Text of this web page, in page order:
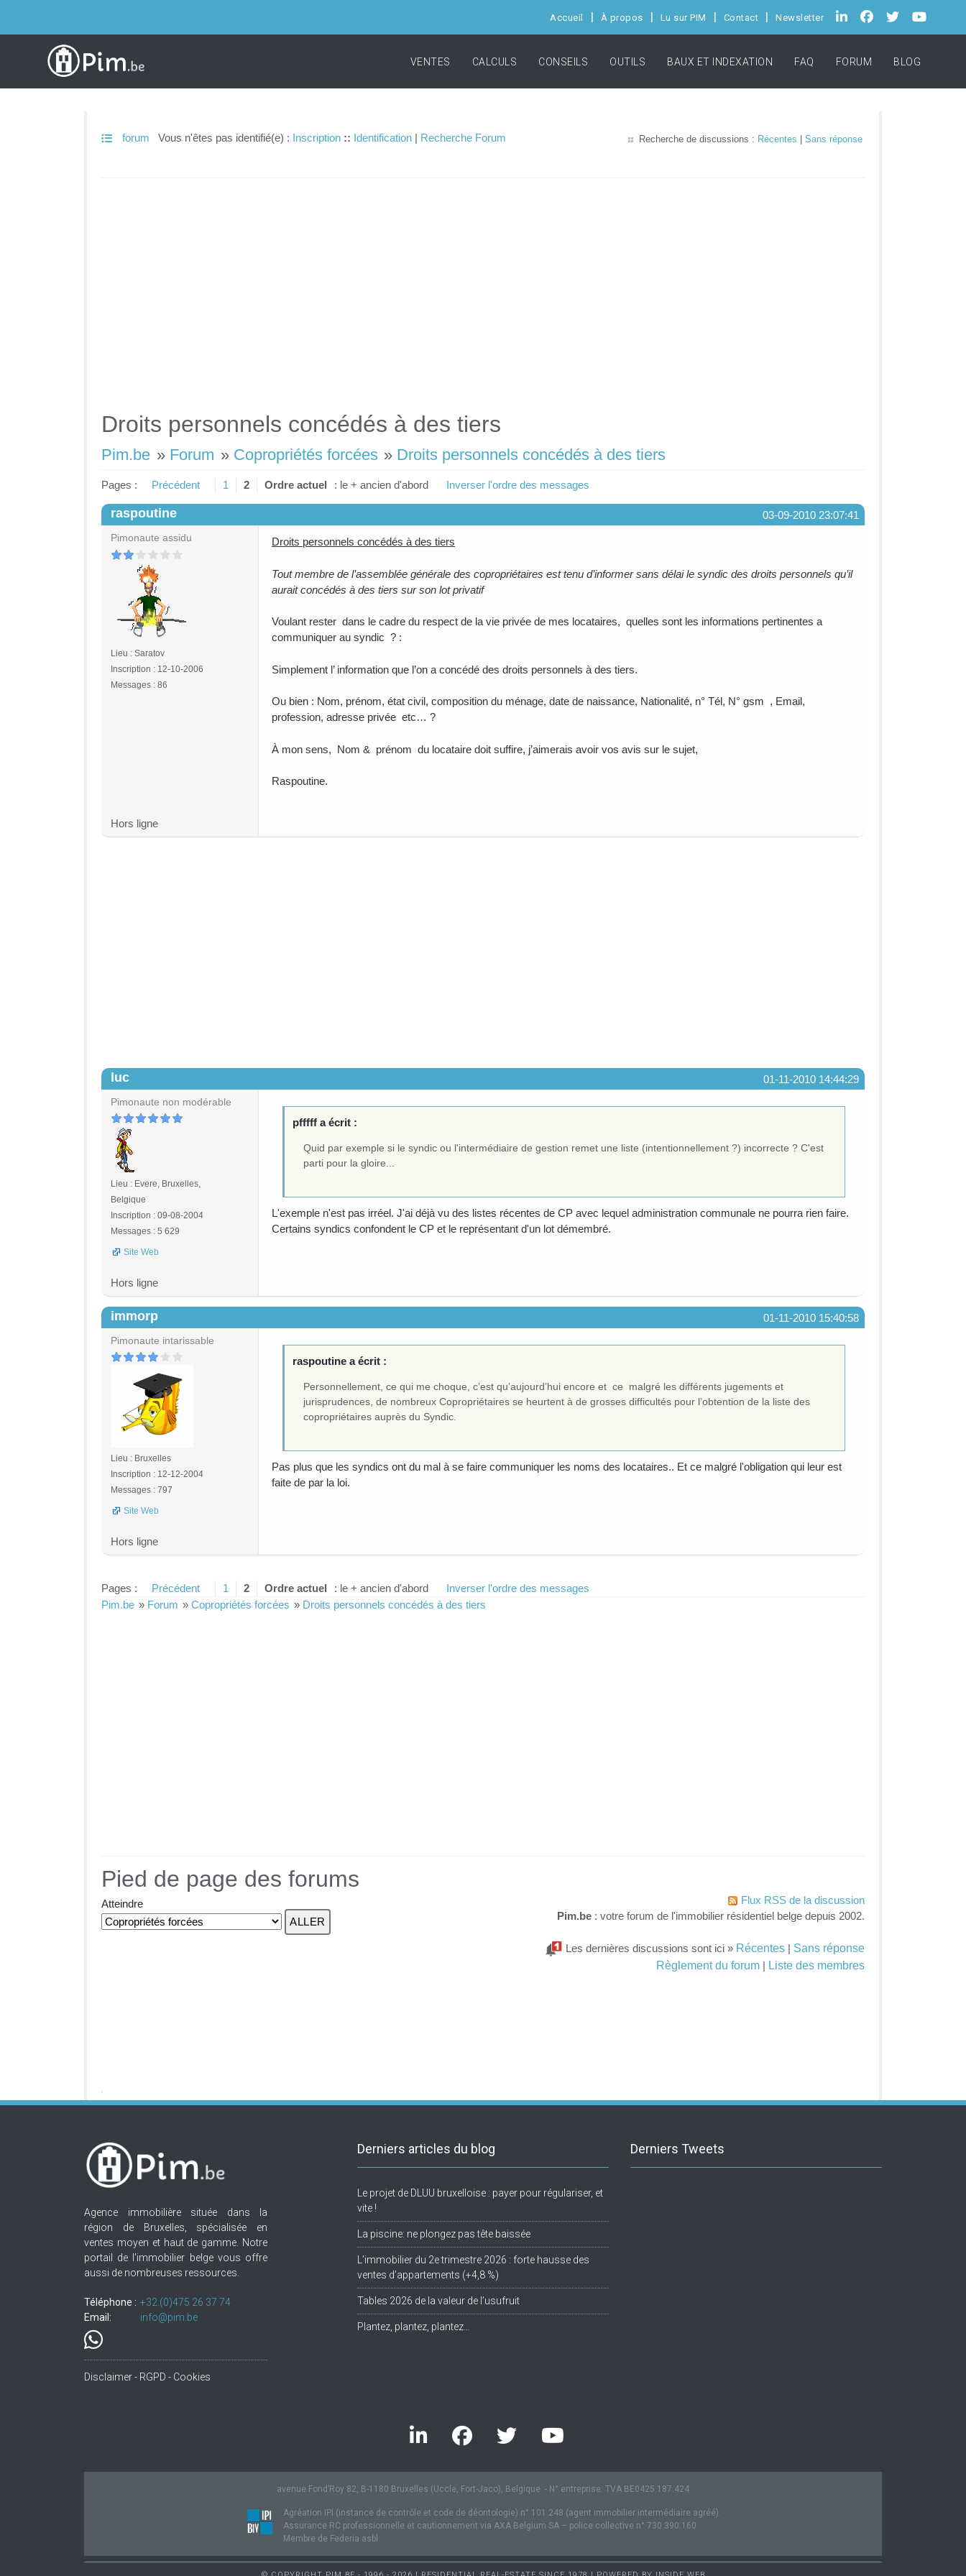
Accueil À propos Lu sur PIM Contact Newsletter
VENTES CALCULS CONSEILS OUTILS BAUX ET INDEXATION FAQ FORUM BLOG
forum Vous n'êtes pas identifié(e) : Inscription :: Identification | Recherche Forum Recherche de discussions : Récentes Sans réponse
Droits personnels concédés à des tiers
Pim.be » Forum » Copropriétés forcées » Droits personnels concédés à des tiers
Pages : Précédent 1 2 Ordre actuel : le + ancien d'abord Inverser l'ordre des messages
03-09-2010 23:07:41
raspoutine
Pimonaute assidu
Lieu : Saratov
Inscription : 12-10-2006
Messages : 86
Droits personnels concédés à des tiers
Tout membre de l’assemblée générale des copropriétaires est tenu d’informer sans délai le syndic des droits personnels qu’il
aurait concédés à des tiers sur son lot privatif
Voulant rester dans le cadre du respect de la vie privée de mes locataires, quelles sont les informations pertinentes a
communiquer au syndic ? :
Simplement l’ information que l’on a concédé des droits personnels à des tiers.
Ou bien : Nom, prénom, état civil, composition du ménage, date de naissance, Nationalité, n° Tél, N° gsm , Email,
profession, adresse privée etc… ?
À mon sens, Nom & prénom du locataire doit suffire, j’aimerais avoir vos avis sur le sujet,
Raspoutine.
Hors ligne
01-11-2010 14:44:29
luc
Pimonaute non modérable
Lieu : Evere, Bruxelles,
Belgique
Inscription : 09-08-2004
Messages : 5 629
Site Web
pfffff a écrit :
Quid par exemple si le syndic ou l'intermédiaire de gestion remet une liste (intentionnellement ?) incorrecte ? C'est
parti pour la gloire...
L'exemple n'est pas irréel. J'ai déjà vu des listes récentes de CP avec lequel administration communale ne pourra rien faire.
Certains syndics confondent le CP et le représentant d'un lot démembré.
Hors ligne
01-11-2010 15:40:58
immorp
Pimonaute intarissable
Lieu : Bruxelles
Inscription : 12-12-2004
Messages : 797
Site Web
raspoutine a écrit :
Personnellement, ce qui me choque, c’est qu’aujourd’hui encore et ce malgré les différents jugements et
jurisprudences, de nombreux Copropriétaires se heurtent à de grosses difficultés pour l’obtention de la liste des
copropriétaires auprès du Syndic.
Pas plus que les syndics ont du mal à se faire communiquer les noms des locataires.. Et ce malgré l'obligation qui leur est
faite de par la loi.
Hors ligne
Pages : Précédent 1 2 Ordre actuel : le + ancien d'abord
Inverser l'ordre des messages
Pim.be » Forum » Copropriétés forcées » Droits personnels concédés à des tiers
Pied de page des forums
Atteindre
Flux RSS de la discussion
Pim.be : votre forum de l'immobilier résidentiel belge depuis 2002.
Les dernières discussions sont ici » Récentes | Sans réponse
Règlement du forum | Liste des membres
Agence immobilière située dans la
région de Bruxelles, spécialisée en
ventes moyen et haut de gamme. Notre
portail de l'immobilier belge vous offre
aussi de nombreuses ressources.
Téléphone : +32.(0)475 26 37 74
Email:
info@pim.be
Disclaimer - RGPD - Cookies
Derniers articles du blog
Le projet de DLUU bruxelloise : payer pour régulariser, et
vite !
La piscine: ne plongez pas tête baissée
L’immobilier du 2e trimestre 2026 : forte hausse des
ventes d’appartements (+4,8 %)
Tables 2026 de la valeur de l’usufruit
Plantez, plantez, plantez…
Derniers Tweets
avenue Fond’Roy 82, B-1180 Bruxelles (Uccle, Fort-Jaco), Belgique. - N° entreprise: TVA BE0425.187.424
Agréation IPI (instance de contrôle et code de déontologie) n° 101.248 (agent immobilier intermédiaire agréé).
Assurance RC professionnelle et cautionnement via AXA Belgium SA – police collective n° 730.390.160
Membre de Federia asbl